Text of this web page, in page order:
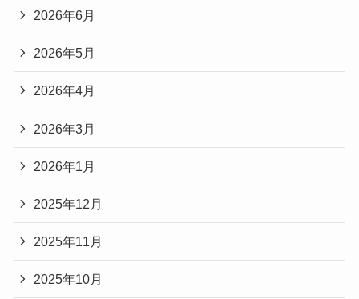
2026年6月
2026年5月
2026年4月
2026年3月
2026年1月
2025年12月
2025年11月
2025年10月